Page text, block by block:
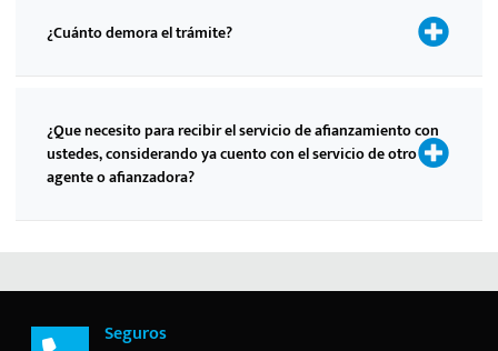
¿Cuánto demora el trámite?
¿Que necesito para recibir el servicio de afianzamiento con
ustedes, considerando ya cuento con el servicio de otro
agente o afianzadora?
Seguros